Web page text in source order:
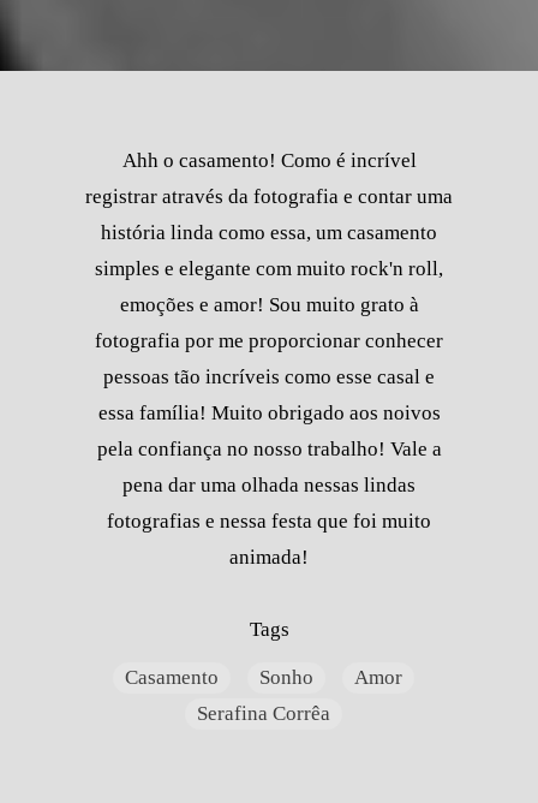
Ahh o casamento! Como é incrível
registrar através da fotografia e contar uma
história linda como essa, um casamento
simples e elegante com muito rock'n roll,
emoções e amor! Sou muito grato à
fotografia por me proporcionar conhecer
pessoas tão incríveis como esse casal e
essa família! Muito obrigado aos noivos
pela confiança no nosso trabalho! Vale a
pena dar uma olhada nessas lindas
fotografias e nessa festa que foi muito
animada!
Tags
Casamento Sonho
Amor
Serafina Corrêa